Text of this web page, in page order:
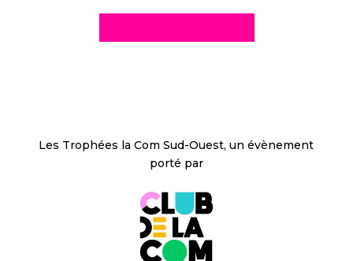
Les Trophées la Com Sud-Ouest, un évènement
porté par